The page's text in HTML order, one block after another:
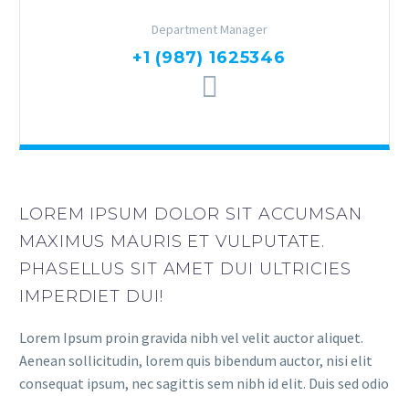
Department Manager
+1 (987) 1625346
LOREM IPSUM DOLOR SIT ACCUMSAN
MAXIMUS MAURIS ET VULPUTATE.
PHASELLUS SIT AMET DUI ULTRICIES
IMPERDIET DUI!
Lorem Ipsum proin gravida nibh vel velit auctor aliquet.
Aenean sollicitudin, lorem quis bibendum auctor, nisi elit
consequat ipsum, nec sagittis sem nibh id elit. Duis sed odio